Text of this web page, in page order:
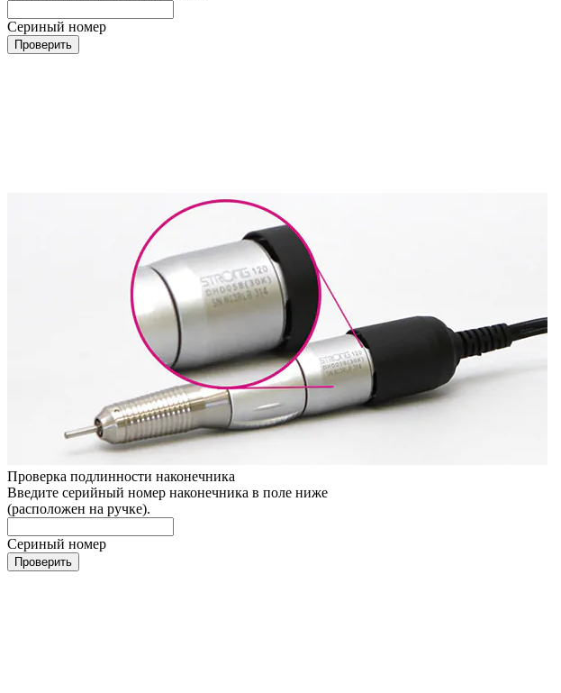
Сериный номер
Проверить
Проверка подлинности наконечника
Введите серийный номер наконечника в поле ниже
(расположен на ручке).
Сериный номер
Проверить